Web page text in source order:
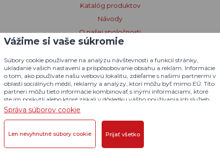
Katalóg produktov
Návody
O našej spoločnosti
Zásady spracovania osobných údajov
Zásady používania súborov cookie
Poučenie o súboroch cookies
Vyhlásenie o prístupnosti
Licenčné podmienky Dogtrace GPS
Vážime si vaše súkromie
Súbory cookie používame na analýzu návštevnosti a funkcií stránky,
ukladanie vašich nastavení a prispôsobovanie obsahu a reklám. Informácie
o tom, ako používate našu webovú lokalitu, zdieľame s našimi partnermi v
oblasti sociálnych médií, reklamy a analýzy, ktorí môžu byť mimo EÚ. Títo
partneri môžu tieto informácie kombinovať s inými informáciami, ktoré
ste im poskytli alebo ktoré získali v dôsledku vášho používania ich služieb.
Podrobné informácie
Správa súborov cookie
Len nevyhnutné súbory cookie Prijať všetko